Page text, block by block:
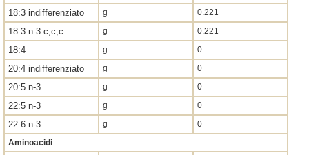
18:3 indifferenziato g 0.221
18:3 n-3 c,c,c g 0.221
18:4 g 0
20:4 indifferenziato g 0
20:5 n-3 g 0
22:5 n-3 g 0
22:6 n-3 g
0
Aminoacidi